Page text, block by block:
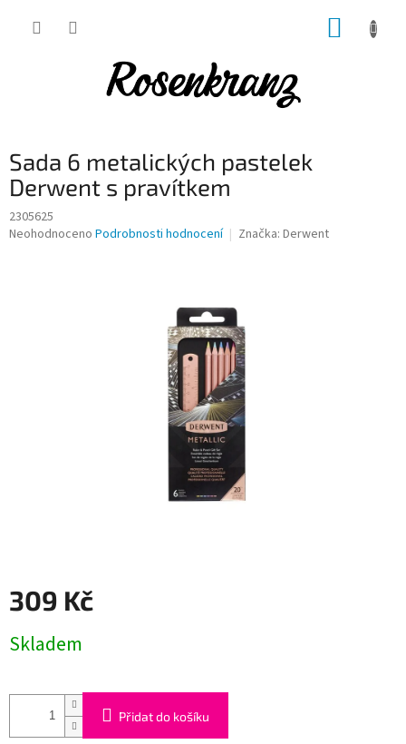
Sada 6 metalických pastelek
Derwent s pravítkem
2305625
Průměrné
Neohodnoceno Podrobnosti hodnocení Značka: Derwent
309 Kč
cena:
Skladem
Přidat do košíku